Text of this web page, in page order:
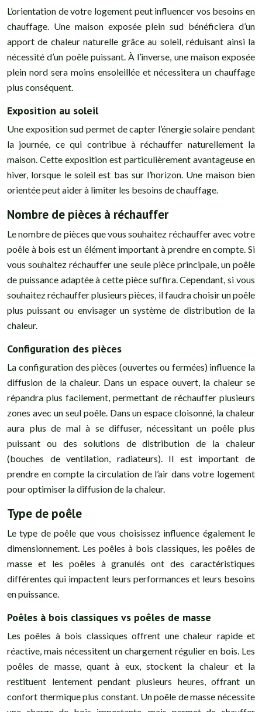
L’orientation de votre logement peut influencer vos besoins en
chauffage. Une maison exposée plein sud bénéficiera d’un
apport de chaleur naturelle grâce au soleil, réduisant ainsi la
nécessité d’un poêle puissant. À l’inverse, une maison exposée
plein nord sera moins ensoleillée et nécessitera un chauffage
plus conséquent.
Exposition au soleil
Une exposition sud permet de capter l’énergie solaire pendant
la journée, ce qui contribue à réchauffer naturellement la
maison. Cette exposition est particulièrement avantageuse en
hiver, lorsque le soleil est bas sur l’horizon. Une maison bien
orientée peut aider à limiter les besoins de chauffage.
Nombre de pièces à réchauffer
Le nombre de pièces que vous souhaitez réchauffer avec votre
poêle à bois est un élément important à prendre en compte. Si
vous souhaitez réchauffer une seule pièce principale, un poêle
de puissance adaptée à cette pièce suffira. Cependant, si vous
souhaitez réchauffer plusieurs pièces, il faudra choisir un poêle
plus puissant ou envisager un système de distribution de la
chaleur.
Configuration des pièces
La configuration des pièces (ouvertes ou fermées) influence la
diffusion de la chaleur. Dans un espace ouvert, la chaleur se
répandra plus facilement, permettant de réchauffer plusieurs
zones avec un seul poêle. Dans un espace cloisonné, la chaleur
aura plus de mal à se diffuser, nécessitant un poêle plus
puissant ou des solutions de distribution de la chaleur
(bouches de ventilation, radiateurs). Il est important de
prendre en compte la circulation de l’air dans votre logement
pour optimiser la diffusion de la chaleur.
Type de poêle
Le type de poêle que vous choisissez influence également le
dimensionnement. Les poêles à bois classiques, les poêles de
masse et les poêles à granulés ont des caractéristiques
différentes qui impactent leurs performances et leurs besoins
en puissance.
Poêles à bois classiques vs poêles de masse
Les poêles à bois classiques offrent une chaleur rapide et
réactive, mais nécessitent un chargement régulier en bois. Les
poêles de masse, quant à eux, stockent la chaleur et la
restituent lentement pendant plusieurs heures, offrant un
confort thermique plus constant. Un poêle de masse nécessite